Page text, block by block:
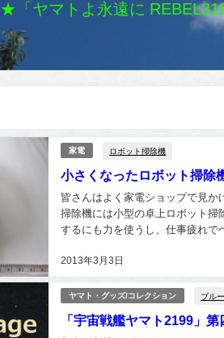
★「ヤマトよ永遠に
家電 ロボット掃除機
小さくなったロボット掃除
2013年3月3日
皆さんはよく家電ショップで見か
掃除機には小型の卓上ロボット掃
するにも力を使うし、仕事疲れで
ヤマト・グッズ/コレクション ブル
「宇宙戦艦ヤマト2199」